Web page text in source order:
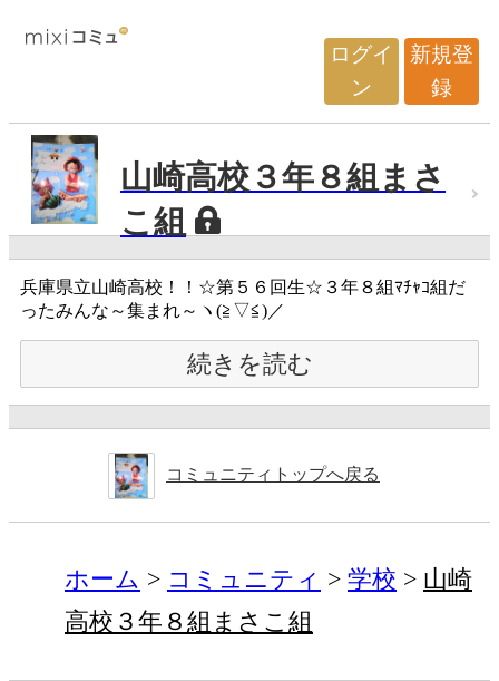
ログイ
ン
新規登
録
山崎高校３年８組まさ
こ組
兵庫県立山崎高校！！☆第５６回生☆３年８組ﾏﾁｬｺ組だ
ったみんな～集まれ～ヽ(≧▽≦)／
続きを読む
コミュニティトップへ戻る
ホーム コミュニティ 学校
山崎
高校３年８組まさこ組